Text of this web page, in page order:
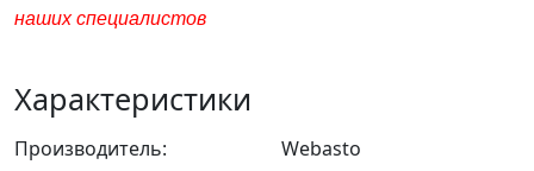
наших специалистов
Характеристики
Производитель:
Webasto